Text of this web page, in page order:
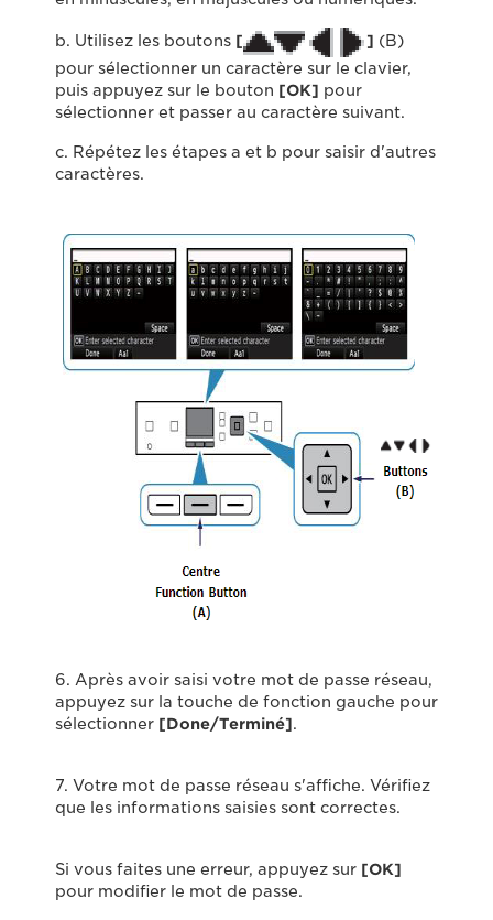
b. Utilisez les boutons [ ] (B)
pour sélectionner un caractère sur le clavier,
puis appuyez sur le bouton [OK] pour
sélectionner et passer au caractère suivant.
c. Répétez les étapes a et b pour saisir d'autres
caractères.
6. Après avoir saisi votre mot de passe réseau,
appuyez sur la touche de fonction gauche pour
sélectionner [Done/Terminé].
7. Votre mot de passe réseau s'affiche. Vérifiez
que les informations saisies sont correctes.
Si vous faites une erreur, appuyez sur [OK]
pour modifier le mot de passe.